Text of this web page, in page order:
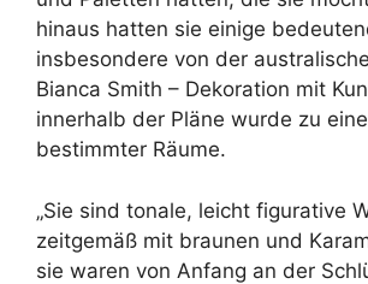
hinaus hatten sie einige
insbesondere von der
Bianca Smith – Dekoration mit
innerhalb der Pläne wurde zu
bestimmter Räume.
„Sie sind tonale, leicht figurative
zeitgemäß mit braunen und
sie waren von Anfang an der